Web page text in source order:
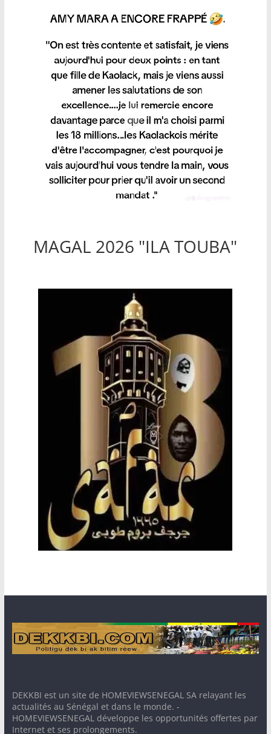
MAGAL 2026 "ILA TOUBA"
DEKKBI est un site de HOMEVIEWSENEGAL SA relayant les
actualités au Sénégal et dans le monde. -
HOMEVIEWSENEGAL développe les opportunités offertes par
Internet et ses prolongements.